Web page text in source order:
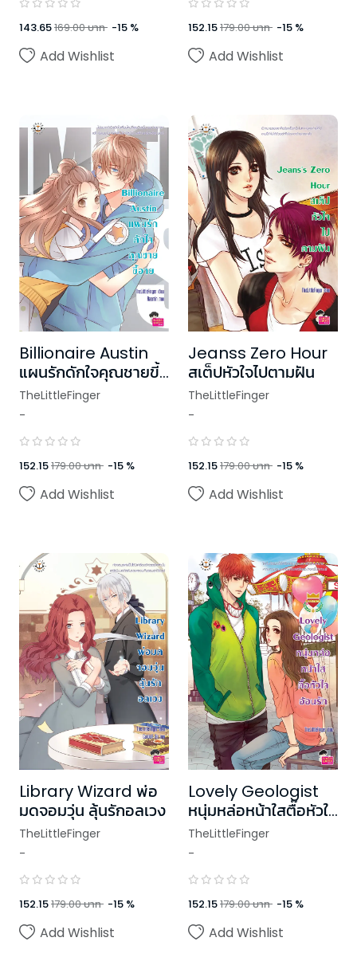
143.65169.00บาท -15 %
Add Wishlist
152.15179.00บาท -15 %
Add Wishlist
Billionaire Austin
แผนรักดักใจคุณชายขี้
อาย
TheLittleFinger
-
152.15179.00บาท -15 %
Add Wishlist
Jeanss Zero Hour
สเต็ปหัวใจไปตามฝัน
TheLittleFinger
-
152.15179.00บาท -15 %
Add Wishlist
Library Wizard พ่อ
มดจอมวุ่น ลุ้นรักอลเวง
TheLittleFinger
-
152.15179.00บาท -15 %
Add Wishlist
Lovely Geologist
หนุ่มหล่อหน้าใสตื๊อหัวใจ
อ้อนรัก ชุด U Prince
TheLittleFinger
-
152.15179.00บาท -15 %
Add Wishlist